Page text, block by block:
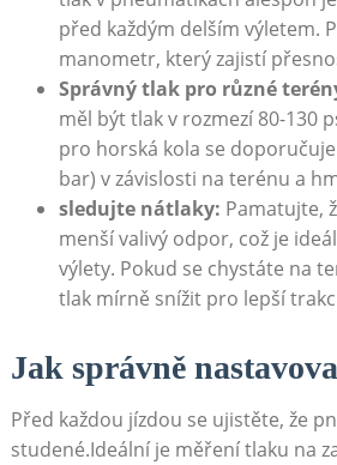
před každým delším výletem.
manometr, který zajistí
Správný tlak pro různé
měl být tlak v rozmezí 80-130
pro horská kola se
bar) v závislosti na terénu a
sledujte nátlaky: Pamatujte,
menší valivý odpor, což je
výlety. Pokud se chystáte na
tlak mírně snížit pro lepší
Jak správně
Před každou jízdou se ujistěte, že
studené.Ideální je měření tlaku na